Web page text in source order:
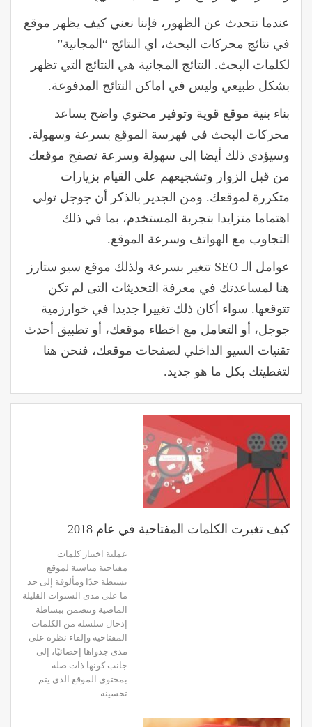
عندما نتحدث عن الظهور، فإننا نعني كيف يظهر موقع
في نتائج محركات البحث، اي النتائج “المجانية”
لكلمات البحث. النتائج المجانية هي النتائج التي تظهر
بشكل طبيعي وليس في اماكن النتائج المدفوعة.
بناء بنية موقع قوية وتوفير محتوي واضح يساعد
محركات البحث في فهرسة الموقع بسرعة وسهولة.
وسيؤدي ذلك أيضا إلى سهولة وسرعة تصفح موقعك
من قبل الزوار وتشجيعهم علي القيام بزيارات
متكررة لموقعك. ومن الجدير بالذكر أن جوجل تولي
اهتماما متزايدا بتجربة المستخدم، بما في ذلك
التجاوب مع الهواتف وسرعة الموقع.
عوامل الـ SEO تتغير بسرعة ولذلك موقع سيو ستارز
هنا لمساعدتك في معرفة التحديثات التى لم تكن
تتوقعها. سواء أكان ذلك تغييرا جديدا في خوارزمية
جوجل، أو التعامل مع اخطاء موقعك، أو تطبيق أحدث
تقنيات السيو الداخلي لصفحات موقعك، فنحن هنا
لتغطيتك بكل ما هو جديد.
كيف تغيرت الكلمات المفتاحية في عام 2018
عملية اختيار كلمات
مفتاحية مناسبة لموقع
بسيطة جدًا ومألوفة إلى حد
ما على مدى السنوات القليلة
الماضية وتتضمن ببساطة
إدخال سلسلة من الكلمات
المفتاحية وإلقاء نظرة على
مدى جدواها إحصائيًا، إلى
جانب كونها ذات صلة
بمحتوى الموقع الذي يتم
تحسينه.…